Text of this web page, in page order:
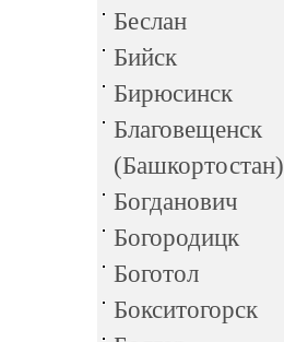
Беслан
Бийск
Бирюсинск
Благовещенск
(Башкортостан)
Богданович
Богородицк
Боготол
Бокситогорск